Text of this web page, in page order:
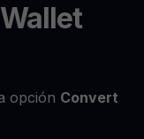
opción Convert